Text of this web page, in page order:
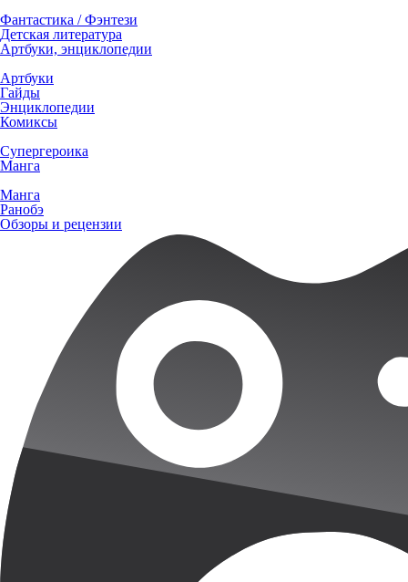
Фантастика / Фэнтези
Детская литература
Артбуки, энциклопедии
Артбуки
Гайды
Энциклопедии
Комиксы
Супергероика
Манга
Манга
Ранобэ
Обзоры и рецензии